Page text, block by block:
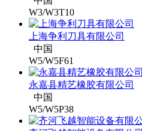
W3/W3T10
上海争利刀具有限公司
中国
W5/W5F61
永嘉县精艺橡胶有限公司
中国
W5/W5P38